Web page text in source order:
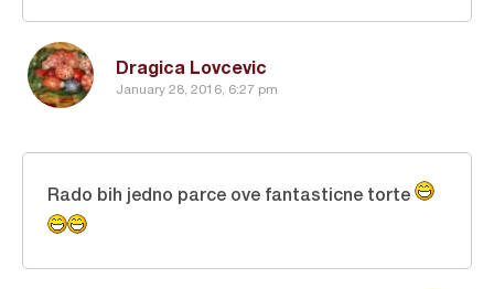
Dragica Lovcevic
January 28, 2016, 6:27 pm
Rado bih jedno parce ove fantasticne torte